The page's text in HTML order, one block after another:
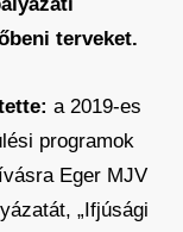
terveket.
a 2019-es
programok
Eger MJV
„Ifjúsági